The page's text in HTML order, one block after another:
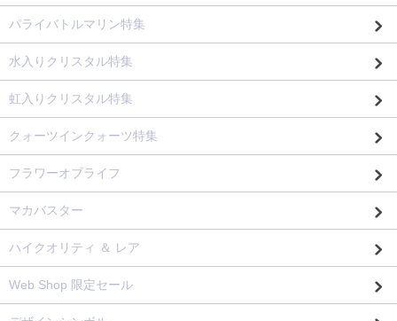
パライバトルマリン特集
水入りクリスタル特集
虹入りクリスタル特集
クォーツインクォーツ特集
フラワーオブライフ
マカバスター
ハイクオリティ ＆ レア
Web Shop 限定セール